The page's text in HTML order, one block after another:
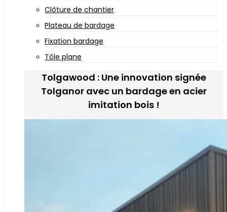
Clôture de chantier
Plateau de bardage
Fixation bardage
Tôle plane
Tolgawood : Une innovation signée
Tolganor avec un bardage en acier
imitation bois !